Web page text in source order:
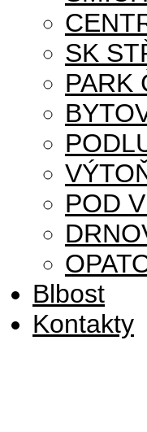
SK
PARK
POD
Blbost
Kontakty